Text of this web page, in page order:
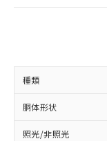
種類
胴体形状
照光/非照光